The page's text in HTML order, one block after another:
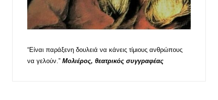
“Είναι παράξενη δουλειά να κάνεις τίμιους ανθρώπους
να γελούν.” Μολιέρος, θεατρικός συγγραφέας